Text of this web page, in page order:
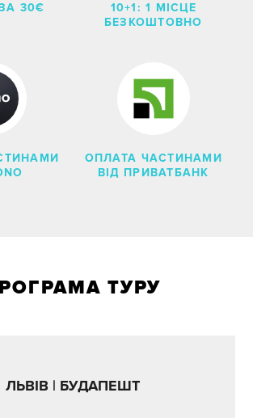
30€
10+1: 1 МІСЦЕ
БЕЗКОШТОВНО
ОПЛАТА ЧАСТИНАМИ
ВІД ПРИВАТБАНК
ТУРУ
ЛЬВІВ | БУДАПЕШТ